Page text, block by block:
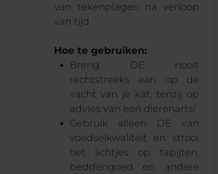
van tekenplagen na verloop
van tijd.
Hoe te gebruiken:
Breng DE nooit
rechtstreeks aan op de
vacht van je kat, tenzij op
advies van een dierenarts!
Gebruik alleen DE van
voedselkwaliteit en strooi
het lichtjes op tapijten,
beddengoed en andere